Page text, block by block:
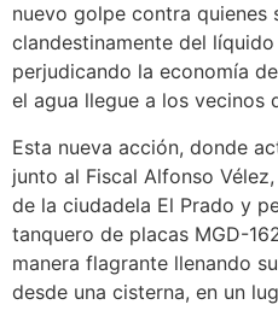
nuevo golpe contra quienes
clandestinamente del
perjudicando la economía
el agua llegue a los vecinos
Esta nueva acción, donde
junto al Fiscal Alfonso
de la ciudadela El Prado y
tanquero de placas MGD-
manera flagrante llenando
desde una cisterna, en un